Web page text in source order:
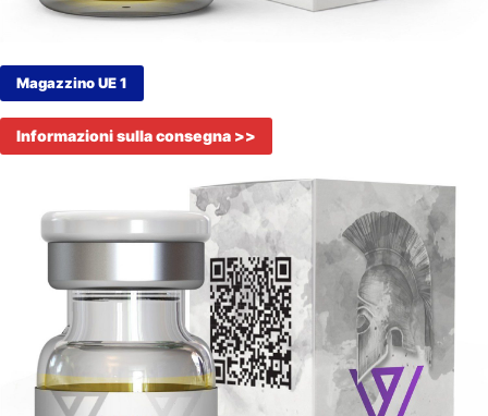
Magazzino UE 1
Informazioni sulla consegna >>